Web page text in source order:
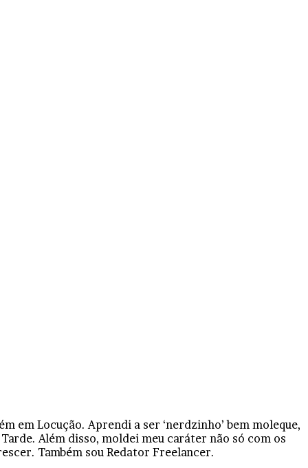
em Locução. Aprendi a ser ‘nerdzinho’ bem moleque,
Além disso, moldei meu caráter não só com os
Também sou Redator Freelancer.